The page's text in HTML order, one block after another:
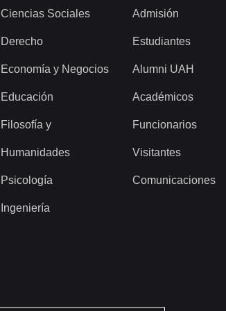
Ciencias Sociales
Derecho
Economía y Negocios
Educación
Filosofía y
Humanidades
Psicología
Ingeniería
Admisión
Estudiantes
Alumni UAH
Académicos
Funcionarios
Visitantes
Comunicaciones